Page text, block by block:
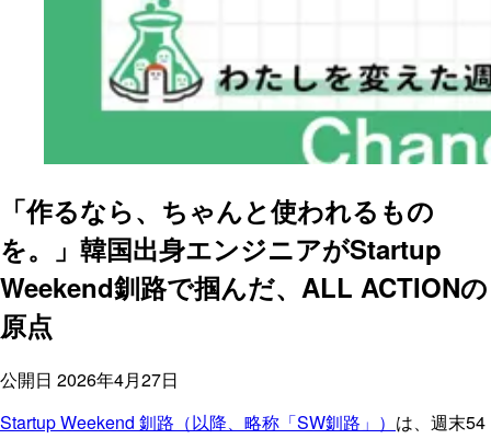
「作るなら、ちゃんと使われるもの
を。」韓国出身エンジニアがStartup
Weekend釧路で掴んだ、ALL ACTIONの
原点
公開日 2026年4月27日
Startup Weekend 釧路（以降、略称「SW釧路」） は、週末54